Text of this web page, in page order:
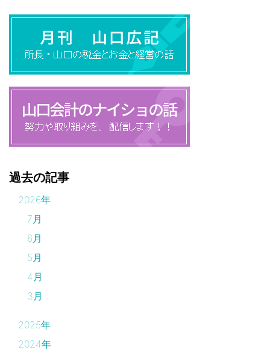
過去の記事
2026年
7月
6月
5月
4月
3月
2025年
2024年